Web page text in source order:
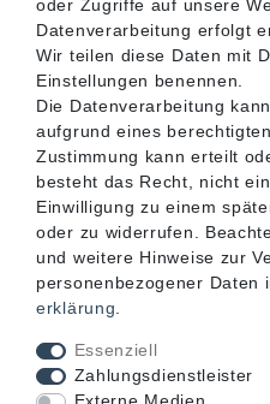
KONTAKT
oder Zugriffe auf unsere
Datenverarbeitung erfolgt
Wir teilen diese Daten mit
Einstellungen benennen.
Die Datenverarbeitung
aufgrund eines
Zustimmung kann erteilt
besteht das Recht, nicht
Einwilligung zu einem
oder zu widerrufen.
und weitere Hinweise zur
personenbezogener Daten
erklärung
Essenziell
Zahlungsdienstleister